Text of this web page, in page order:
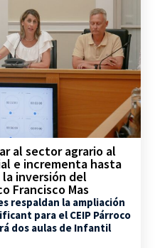
al sector agrario al
e incrementa hasta
inversión del
Francisco Mas
respaldan la ampliación
para el CEIP Párroco
dos aulas de Infantil